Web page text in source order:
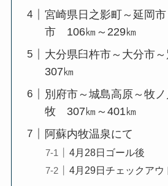
宮崎県日之影町～延岡
市 106㎞～229㎞
大分県臼杵市～大分市
307㎞
別府市～城島高原～牧
牧 307㎞～401㎞
阿蘇内牧温泉にて
4月28日ゴール後
4月29日チェックアウ